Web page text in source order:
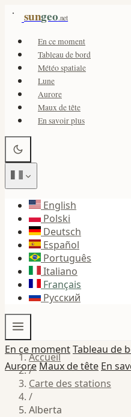
sungeo.net
En ce moment
Tableau de bord
Météo spatiale
Lune
Aurore
Maux de tête
En savoir plus
English
Polski
Deutsch
Español
Português
Italiano
Français
Русский
En ce momentTableau de
AuroreMaux de tête En
Accueil
/
Carte des stations
/
Alberta